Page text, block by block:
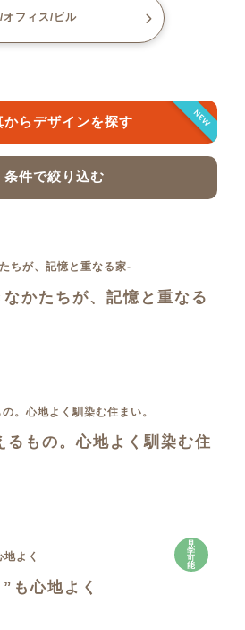
オフィス/ビル
NEW
からデザインを探す
条件で絞り込む
かたちが、記憶と重なる
るもの。心地よく馴染む住
見
学
可
能
も心地よく